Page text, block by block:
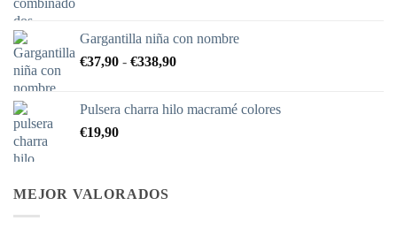
Gargantilla niña con nombre
€37,90 - €338,90Rango
desde
Pulsera charra hilo macramé colores
€19,90
MEJOR VALORADOS